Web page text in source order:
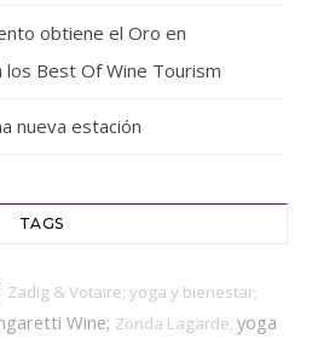
obtiene el Oro en
Best Of Wine Tourism
nueva estación
TAGS
Zadig & Votaire; yoga y bienestar;
Wine; Zonda Lagarde; yoga